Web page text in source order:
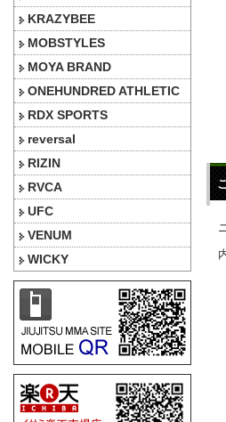
KRAZYBEE
MOBSTYLES
MOYA BRAND
ONEHUNDRED ATHLETIC
RDX SPORTS
reversal
RIZIN
RVCA
UFC
VENUM
WICKY